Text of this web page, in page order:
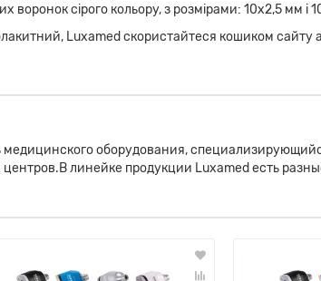
воронок сірого кольору, з розмірами: 10x2,5 мм і
Luxamed скористайтеся кошиком
оборудования,
линейке продукции Luxamed есть